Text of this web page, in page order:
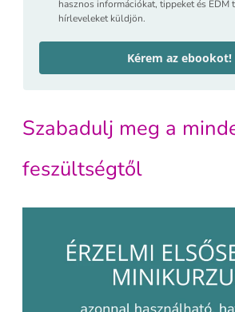
hasznos információkat, tippeket és EDM
hírleveleket küldjön.
Kérem az ebookot!
Szabadulj meg a
feszültségtől